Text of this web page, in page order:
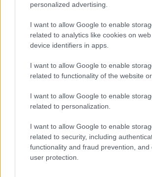
personalized advertising.
I want to allow Google to enable
related to analytics like cookies on
device identifiers in apps.
I want to allow Google to enable
related to functionality of the website or
I want to allow Google to enable
related to personalization.
I want to allow Google to enable
related to security, including
functionality and fraud prevention, and
user protection.
... meg ilyet ...
kockagyar.blog.hu/2011/07/18/
apelotti_katalogusbol
kockagyar.blog.hu/2011/06/18/
"...a többiről nem is beszélve!" Bocs,
nincs kedvem kikeresni...
Na jó, a buszokat a végére már
kitalálhatnál már valami újat
siránkozol!